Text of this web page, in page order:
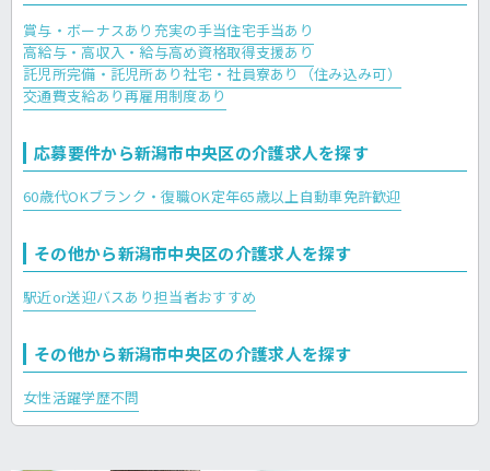
賞与・ボーナスあり 充実の手当住宅手当あり
高給与・高収入・給与高め資格取得支援あり
託児所完備・託児所あり社宅・社員寮あり（住み込み可）
交通費支給あり再雇用制度あり
応募要件から新潟市中央区の介護求人を探す
60歳代OKブランク・復職OK定年65歳以上自動車免許歓迎
その他から新潟市中央区の介護求人を探す
駅近or送迎バスあり担当者おすすめ
その他から新潟市中央区の介護求人を探す
女性活躍学歴不問